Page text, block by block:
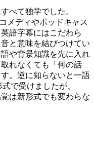
べて独学でした。
メディやポッドキャス
語字幕にはこだわら
と意味を結びつけてい
や背景知識を先に入れ
れなくても「何の話
。逆に知らないと一語
で受けましたが、
は新形式でも変わらな